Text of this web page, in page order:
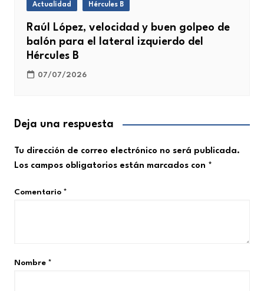
Actualidad Hércules B
Raúl López, velocidad y buen golpeo de
balón para el lateral izquierdo del
Hércules B
07/07/2026
Deja una respuesta
Tu dirección de correo electrónico no será publicada.
Los campos obligatorios están marcados con *
Comentario *
Nombre *